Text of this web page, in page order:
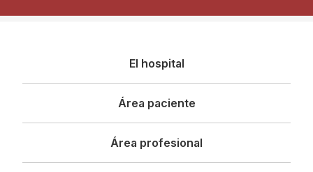
principal
El hospital
Área paciente
Área profesional